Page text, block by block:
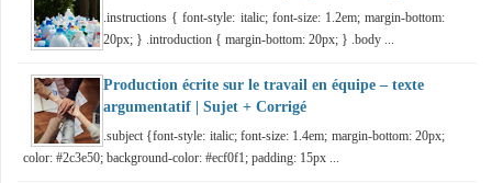
.instructions { font-style: italic; font-size: 1.2em; margin-bottom:
20px; } .introduction { margin-bottom: 20px; } .body ...
Production écrite sur le travail en équipe – texte
argumentatif | Sujet + Corrigé
.subject {font-style: italic; font-size: 1.4em; margin-bottom: 20px;
color: #2c3e50; background-color: #ecf0f1; padding: 15px ...